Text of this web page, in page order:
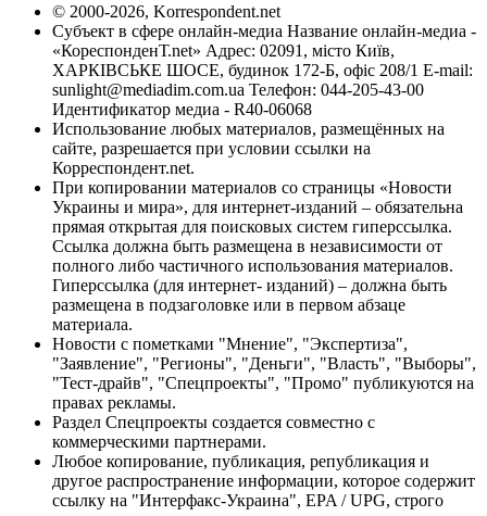
© 2000-2026, Korrespondent.net
Субъект в сфере онлайн-медиа Название онлайн-медиа -
«КореспонденТ.net» Адрес: 02091, місто Київ,
ХАРКІВСЬКЕ ШОСЕ, будинок 172-Б, офіс 208/1 E-mail:
sunlight@mediadim.com.ua Телефон: 044-205-43-00
Идентификатор медиа - R40-06068
Использование любых материалов, размещённых на
сайте, разрешается при условии ссылки на
Корреспондент.net.
При копировании материалов со страницы «Новости
Украины и мира», для интернет-изданий – обязательна
прямая открытая для поисковых систем гиперссылка.
Ссылка должна быть размещена в независимости от
полного либо частичного использования материалов.
Гиперссылка (для интернет- изданий) – должна быть
размещена в подзаголовке или в первом абзаце
материала.
Новости с пометками "Мнение", "Экспертиза",
"Заявление", "Регионы", "Деньги", "Власть", "Выборы",
"Тест-драйв", "Спецпроекты", "Промо" публикуются на
правах рекламы.
Раздел Спецпроекты создается совместно с
коммерческими партнерами.
Любое копирование, публикация, републикация и
другое распространение информации, которое содержит
ссылку на "Интерфакс-Украина", EPA / UPG, строго